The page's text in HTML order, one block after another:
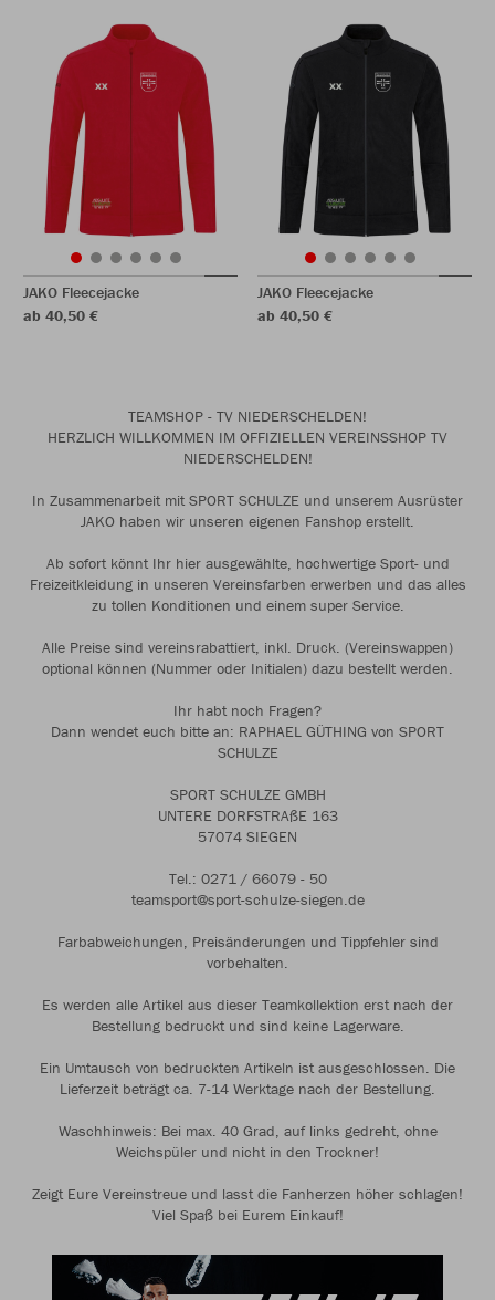
JAKO Fleecejacke
ab 40,50 €
JAKO Fleecejacke
ab 40,50 €
TEAMSHOP - TV NIEDERSCHELDEN!
HERZLICH WILLKOMMEN IM OFFIZIELLEN VEREINSSHOP TV
NIEDERSCHELDEN!
In Zusammenarbeit mit SPORT SCHULZE und unserem Ausrüster
JAKO haben wir unseren eigenen Fanshop erstellt.
Ab sofort könnt Ihr hier ausgewählte, hochwertige Sport- und
Freizeitkleidung in unseren Vereinsfarben erwerben und das alles
zu tollen Konditionen und einem super Service.
Alle Preise sind vereinsrabattiert, inkl. Druck. (Vereinswappen)
optional können (Nummer oder Initialen) dazu bestellt werden.
Ihr habt noch Fragen?
Dann wendet euch bitte an: RAPHAEL GÜTHING von SPORT
SCHULZE
SPORT SCHULZE GMBH
UNTERE DORFSTRAßE 163
57074 SIEGEN
Tel.: 0271 / 66079 - 50
teamsport@sport-schulze-siegen.de
Farbabweichungen, Preisänderungen und Tippfehler sind
vorbehalten.
Es werden alle Artikel aus dieser Teamkollektion erst nach der
Bestellung bedruckt und sind keine Lagerware.
Ein Umtausch von bedruckten Artikeln ist ausgeschlossen. Die
Lieferzeit beträgt ca. 7-14 Werktage nach der Bestellung.
Waschhinweis: Bei max. 40 Grad, auf links gedreht, ohne
Weichspüler und nicht in den Trockner!
Zeigt Eure Vereinstreue und lasst die Fanherzen höher schlagen!
Viel Spaß bei Eurem Einkauf!